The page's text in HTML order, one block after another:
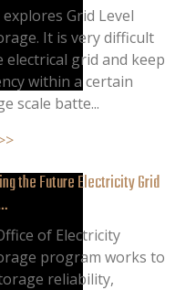
Grid Level
It is very difficult
electrical grid and keep
within a certain
scale batte...
the Future Electricity Grid
of Electricity
program works to
reliability,